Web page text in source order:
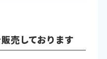
売しております